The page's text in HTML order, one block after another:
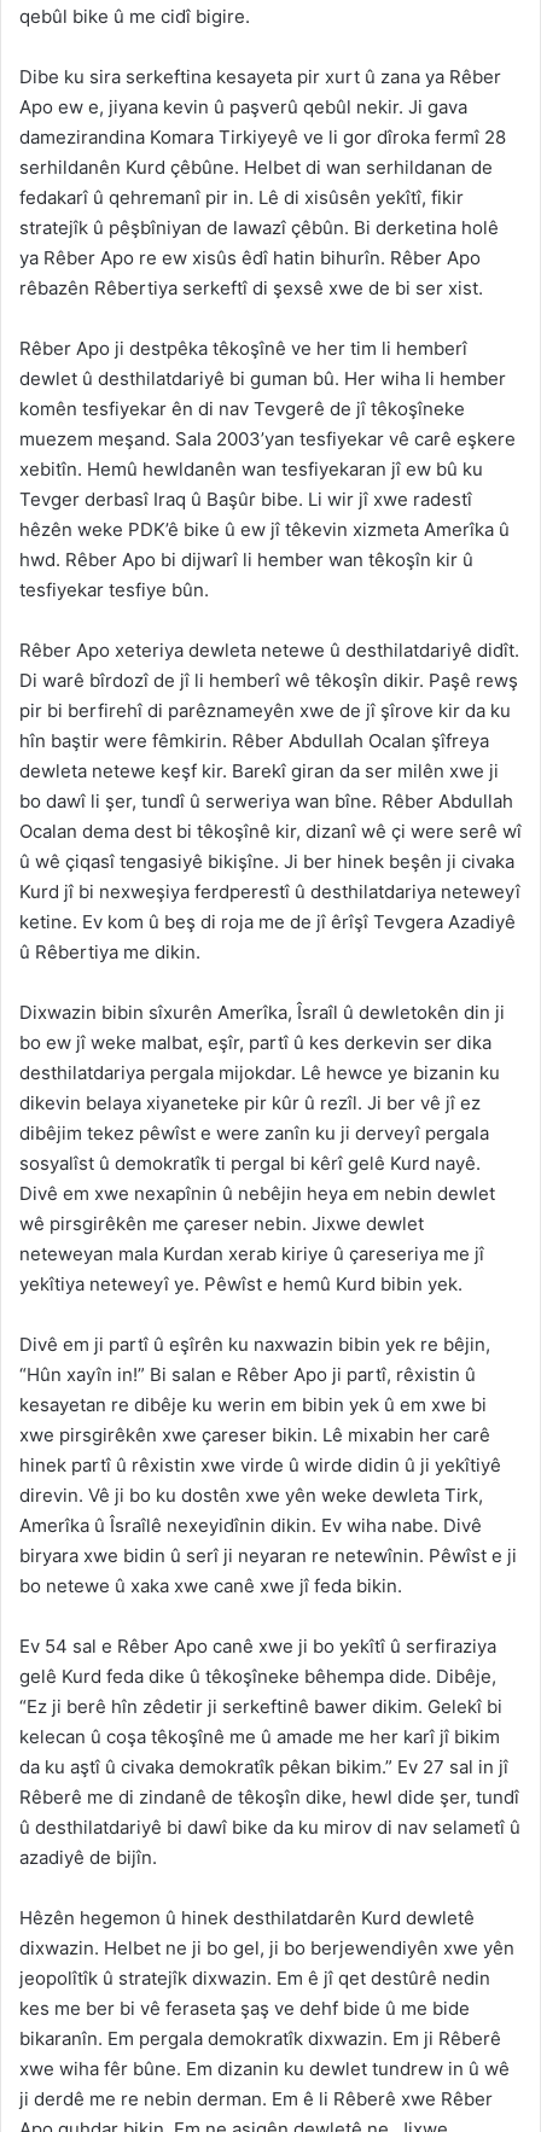
qebûl bike û me cidî bigire.
Dibe ku sira serkeftina kesayeta pir xurt û zana ya Rêber
Apo ew e, jiyana kevin û paşverû qebûl nekir. Ji gava
damezirandina Komara Tirkiyeyê ve li gor dîroka fermî 28
serhildanên Kurd çêbûne. Helbet di wan serhildanan de
fedakarî û qehremanî pir in. Lê di xisûsên yekîtî, fikir
stratejîk û pêşbîniyan de lawazî çêbûn. Bi derketina holê
ya Rêber Apo re ew xisûs êdî hatin bihurîn. Rêber Apo
rêbazên Rêbertiya serkeftî di şexsê xwe de bi ser xist.
Rêber Apo ji destpêka têkoşînê ve her tim li hemberî
dewlet û desthilatdariyê bi guman bû. Her wiha li hember
komên tesfiyekar ên di nav Tevgerê de jî têkoşîneke
muezem meşand. Sala 2003’yan tesfiyekar vê carê eşkere
xebitîn. Hemû hewldanên wan tesfiyekaran jî ew bû ku
Tevger derbasî Iraq û Başûr bibe. Li wir jî xwe radestî
hêzên weke PDK’ê bike û ew jî têkevin xizmeta Amerîka û
hwd. Rêber Apo bi dijwarî li hember wan têkoşîn kir û
tesfiyekar tesfiye bûn.
Rêber Apo xeteriya dewleta netewe û desthilatdariyê didît.
Di warê bîrdozî de jî li hemberî wê têkoşîn dikir. Paşê rewş
pir bi berfirehî di parêznameyên xwe de jî şîrove kir da ku
hîn baştir were fêmkirin. Rêber Abdullah Ocalan şîfreya
dewleta netewe keşf kir. Barekî giran da ser milên xwe ji
bo dawî li şer, tundî û serweriya wan bîne. Rêber Abdullah
Ocalan dema dest bi têkoşînê kir, dizanî wê çi were serê wî
û wê çiqasî tengasiyê bikişîne. Ji ber hinek beşên ji civaka
Kurd jî bi nexweşiya ferdperestî û desthilatdariya neteweyî
ketine. Ev kom û beş di roja me de jî êrîşî Tevgera Azadiyê
û Rêbertiya me dikin.
Dixwazin bibin sîxurên Amerîka, Îsraîl û dewletokên din ji
bo ew jî weke malbat, eşîr, partî û kes derkevin ser dika
desthilatdariya pergala mijokdar. Lê hewce ye bizanin ku
dikevin belaya xiyaneteke pir kûr û rezîl. Ji ber vê jî ez
dibêjim tekez pêwîst e were zanîn ku ji derveyî pergala
sosyalîst û demokratîk ti pergal bi kêrî gelê Kurd nayê.
Divê em xwe nexapînin û nebêjin heya em nebin dewlet
wê pirsgirêkên me çareser nebin. Jixwe dewlet
neteweyan mala Kurdan xerab kiriye û çareseriya me jî
yekîtiya neteweyî ye. Pêwîst e hemû Kurd bibin yek.
Divê em ji partî û eşîrên ku naxwazin bibin yek re bêjin,
“Hûn xayîn in!” Bi salan e Rêber Apo ji partî, rêxistin û
kesayetan re dibêje ku werin em bibin yek û em xwe bi
xwe pirsgirêkên xwe çareser bikin. Lê mixabin her carê
hinek partî û rêxistin xwe virde û wirde didin û ji yekîtiyê
direvin. Vê ji bo ku dostên xwe yên weke dewleta Tirk,
Amerîka û Îsraîlê nexeyidînin dikin. Ev wiha nabe. Divê
biryara xwe bidin û serî ji neyaran re netewînin. Pêwîst e ji
bo netewe û xaka xwe canê xwe jî feda bikin.
Ev 54 sal e Rêber Apo canê xwe ji bo yekîtî û serfiraziya
gelê Kurd feda dike û têkoşîneke bêhempa dide. Dibêje,
“Ez ji berê hîn zêdetir ji serkeftinê bawer dikim. Gelekî bi
kelecan û coşa têkoşînê me û amade me her karî jî bikim
da ku aştî û civaka demokratîk pêkan bikim.” Ev 27 sal in jî
Rêberê me di zindanê de têkoşîn dike, hewl dide şer, tundî
û desthilatdariyê bi dawî bike da ku mirov di nav selametî û
azadiyê de bijîn.
Hêzên hegemon û hinek desthilatdarên Kurd dewletê
dixwazin. Helbet ne ji bo gel, ji bo berjewendiyên xwe yên
jeopolîtîk û stratejîk dixwazin. Em ê jî qet destûrê nedin
kes me ber bi vê feraseta şaş ve dehf bide û me bide
bikaranîn. Em pergala demokratîk dixwazin. Em ji Rêberê
xwe wiha fêr bûne. Em dizanin ku dewlet tundrew in û wê
ji derdê me re nebin derman. Em ê li Rêberê xwe Rêber